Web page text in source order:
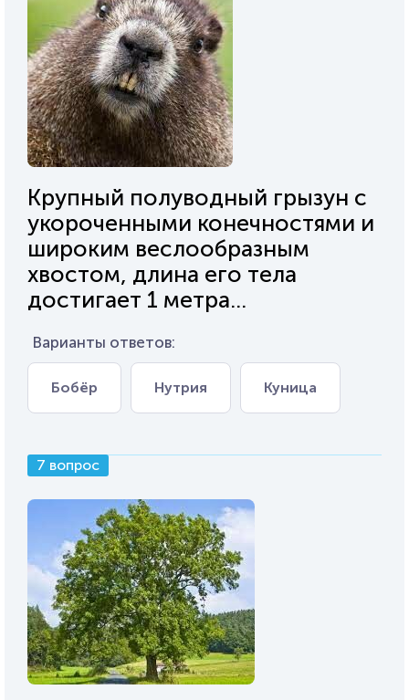
Крупный полуводный грызун с
укороченными конечностями и
широким веслообразным
хвостом, длина его тела
достигает 1 метра...
Варианты ответов:
Бобёр Нутрия Куница
7 вопрос